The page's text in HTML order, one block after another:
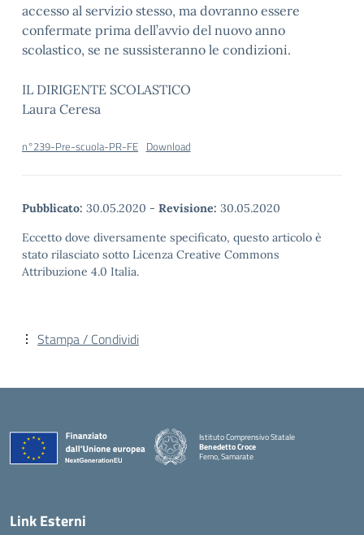
accesso al servizio stesso, ma dovranno essere
confermate prima dell’avvio del nuovo anno
scolastico, se ne sussisteranno le condizioni.
IL DIRIGENTE SCOLASTICO
Laura Ceresa
n°239-Pre-scuola-PR-FE Download
Pubblicato: 30.05.2020 - Revisione: 30.05.2020
Eccetto dove diversamente specificato, questo articolo è
stato rilasciato sotto Licenza Creative Commons
Attribuzione 4.0 Italia.
Stampa / Condividi
Istituto Comprensivo Statale
Benedetto Croce
Ferno, Samarate
Link Esterni